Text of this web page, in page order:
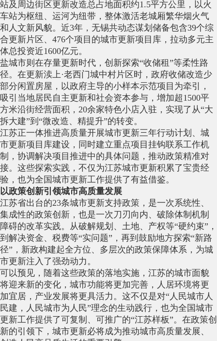
站及周边街区更新改造总占地面积约1.5平方公里，以火
车站为枢纽、运河为纽带，整体激活老城厢繁华烟火气
和人文新风貌。近3年，无锡共动态谋划储备包含39个综
合更新片区、476个项目的城市更新项目库，拉动多元主
体总投资近1600亿元。
盐城市则在存量更新时代，创新探索“收储租”等柔性路
径。在更新渎上·老西门城中村片区时，政府收储改造少
部分闲置房屋，以政府主导的小样本示范项目为牵引，
吸引当地居民自主更新和社会资本参与，增加超1500平
方米沿街经营面积，20余家特色小店入驻，实现了从“大
拆大建”到“微改造、精提升”的转变。
江苏正一体推进高质量开展城市更新三年行动计划、城
市更新项目库建设，同时建立重点项目挂钩联系工作机
制，协调解决项目推进中的具体问题，推动政策精准对
接。这些探索实践，不仅为江苏城市更新积累了宝贵经
验，也为全国城市更新工作提供了有益借鉴。
以政策创新引领城市高质量发展
江苏省出台的23条城市更新支持政策，是一次系统性、
集成性的政策创新，也是一次刀刃向内、破除体制机制
障碍的改革实践。从破解规划、土地、产权等“硬约束”，
到解决资金、税费等“实问题”，再到鼓励地方探索“新路
径”，新政构建起全方位、多层次的政策保障体系，为城
市更新注入了强劲动力。
可以预见，随着这些政策的落地实施，江苏的城市面貌
将迎来新的变化，城市功能将更加完善，人居环境将更
加宜居，产业发展将更具活力。这不仅是对“人民城市人
民建，人民城市为人民”理念的生动践行，也为全国城市
更新工作提供了可复制、可推广的“江苏样板”。在政策创
新的引领下，城市更新必将成为推动城市高质量发展、